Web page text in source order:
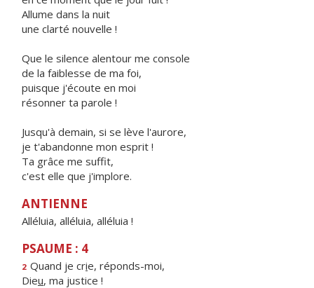
Allume dans la nuit
une clarté nouvelle !
Que le silence alentour me console
de la faiblesse de ma foi,
puisque j'écoute en moi
résonner ta parole !
Jusqu'à demain, si se lève l'aurore,
je t'abandonne mon esprit !
Ta grâce me suffit,
c'est elle que j'implore.
ANTIENNE
Alléluia, alléluia, alléluia !
PSAUME : 4
2 Quand je crie, réponds-moi,
Dieu, ma justice !